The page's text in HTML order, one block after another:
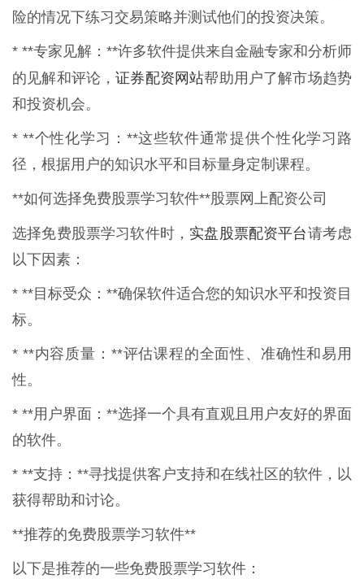
险的情况下练习交易策略并测试他们的投资决策。
* **专家见解：**许多软件提供来自金融专家和分析师
的见解和评论，证券配资网站帮助用户了解市场趋势
和投资机会。
* **个性化学习：**这些软件通常提供个性化学习路
径，根据用户的知识水平和目标量身定制课程。
**如何选择免费股票学习软件**股票网上配资公司
选择免费股票学习软件时， 实盘股票配资平台请考虑
以下因素：
* **目标受众：**确保软件适合您的知识水平和投资目
标。
* **内容质量：**评估课程的全面性、准确性和易用
性。
* **用户界面：**选择一个具有直观且用户友好的界面
的软件。
* **支持：**寻找提供客户支持和在线社区的软件，以
获得帮助和讨论。
**推荐的免费股票学习软件**
以下是推荐的一些免费股票学习软件：